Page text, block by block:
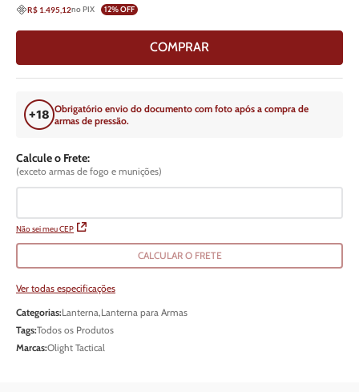
R$ 1.495,12no PIX 12% OFF
COMPRAR
Obrigatório envio do documento com foto após a compra de
armas de pressão.
Calcule o Frete:
(exceto armas de fogo e munições)
Não sei meu CEP
CALCULAR O FRETE
Ver todas especificações
Categorias:Lanterna,Lanterna para Armas
Tags:Todos os Produtos
Marcas:Olight Tactical